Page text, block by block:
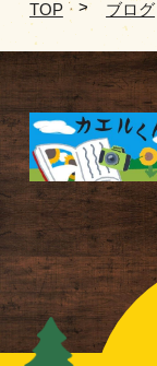
TOP ブログ